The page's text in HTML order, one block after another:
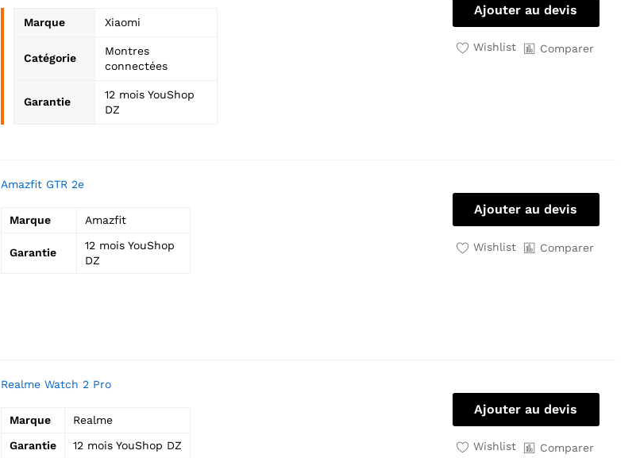
Marque Xiaomi
Catégorie
Montres
connectées
Garantie
12 mois YouShop
DZ
Ajouter au devis
Wishlist Comparer
Amazfit GTR 2e
Marque Amazfit
Garantie
12 mois YouShop
DZ
Ajouter au devis
Wishlist Comparer
Realme Watch 2 Pro
Marque
Realme
Garantie
12 mois YouShop DZ
Ajouter au devis
Wishlist Comparer